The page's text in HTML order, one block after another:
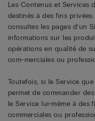
Les Contenus et Services
destinés à des fins
consultes les pages d’un
informations sur les
opérations en qualité de
com-merciales ou
Toutefois, si le Service
permet de commander
le Service lui-même à des
commerciales ou